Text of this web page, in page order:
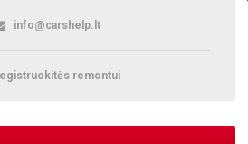
info@carshelp.lt
remontui